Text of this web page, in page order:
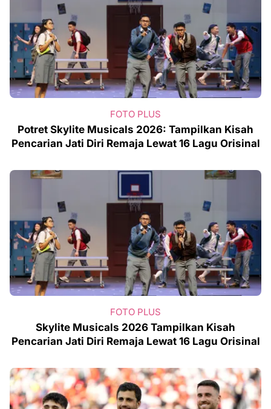
FOTO PLUS
Potret Skylite Musicals 2026: Tampilkan Kisah
Pencarian Jati Diri Remaja Lewat 16 Lagu Orisinal
FOTO PLUS
Skylite Musicals 2026 Tampilkan Kisah
Pencarian Jati Diri Remaja Lewat 16 Lagu Orisinal